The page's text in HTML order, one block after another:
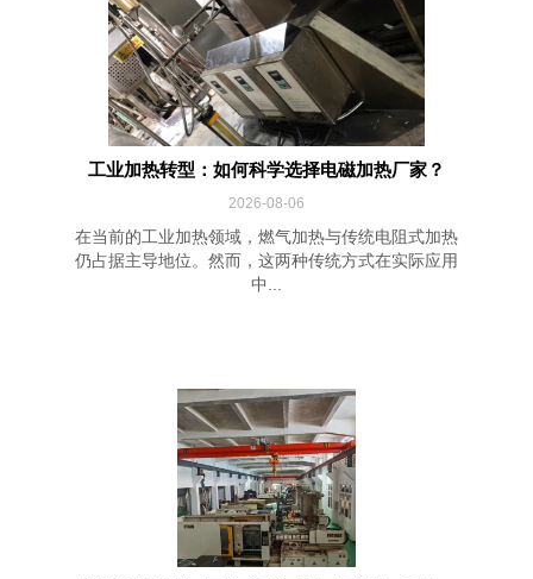
工业加热转型：如何科学选择电磁加热厂家？
2026-08-06
在当前的工业加热领域，燃气加热与传统电阻式加热
仍占据主导地位。然而，这两种传统方式在实际应用
中...